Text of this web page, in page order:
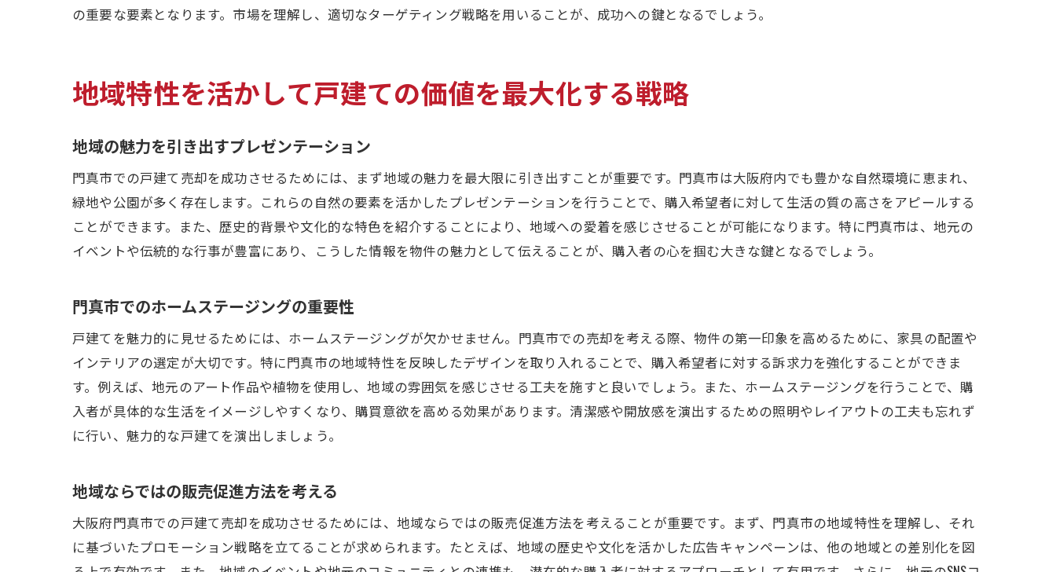
複雑な手続きのためのプロのサポート活用
買い手の視点を理解する重要性
納得のいく戸建て売却を達成するための成功法則
市場と物件の適切なマッチング技術
売却価格を引き上げるための交渉戦術
購入者に信頼感を与える方法
売却活動における時間管理の重要性
の重要な要素となります。市場を理解し、適切なターゲティング戦略を用いることが、成功への鍵となるでしょう。
地域特性を活かして戸建ての価値を最大化する戦略
地域の魅力を引き出すプレゼンテーション
門真市での戸建て売却を成功させるためには、まず地域の魅力を最大限に引き出すことが重要です。門真市は大阪府内でも豊かな自然環境に恵まれ、
緑地や公園が多く存在します。これらの自然の要素を活かしたプレゼンテーションを行うことで、購入希望者に対して生活の質の高さをアピールする
ことができます。また、歴史的背景や文化的な特色を紹介することにより、地域への愛着を感じさせることが可能になります。特に門真市は、地元の
イベントや伝統的な行事が豊富にあり、こうした情報を物件の魅力として伝えることが、購入者の心を掴む大きな鍵となるでしょう。
門真市でのホームステージングの重要性
戸建てを魅力的に見せるためには、ホームステージングが欠かせません。門真市での売却を考える際、物件の第一印象を高めるために、家具の配置や
インテリアの選定が大切です。特に門真市の地域特性を反映したデザインを取り入れることで、購入希望者に対する訴求力を強化することができま
す。例えば、地元のアート作品や植物を使用し、地域の雰囲気を感じさせる工夫を施すと良いでしょう。また、ホームステージングを行うことで、購
入者が具体的な生活をイメージしやすくなり、購買意欲を高める効果があります。清潔感や開放感を演出するための照明やレイアウトの工夫も忘れず
に行い、魅力的な戸建てを演出しましょう。
地域ならではの販売促進方法を考える
大阪府門真市での戸建て売却を成功させるためには、地域ならではの販売促進方法を考えることが重要です。まず、門真市の地域特性を理解し、それ
に基づいたプロモーション戦略を立てることが求められます。たとえば、地域の歴史や文化を活かした広告キャンペーンは、他の地域との差別化を図